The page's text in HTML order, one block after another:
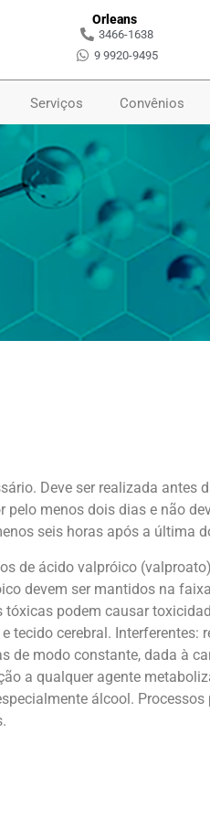
Orleans
3466-1638
9 9920-9495
Serviços Convênios
Deve ser realizada antes
pelo menos dois dias e não
seis horas após a última
de ácido valpróico
devem ser mantidos na
tóxicas podem causar
tecido cerebral. Interferentes:
de modo constante, dada à
a qualquer agente
álcool.